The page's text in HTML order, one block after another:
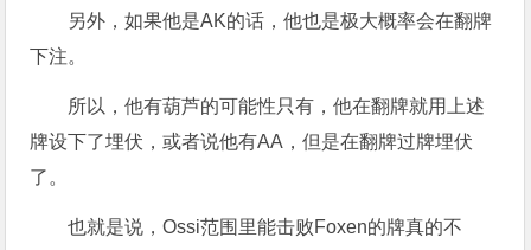
另外，如果他是AK的话，他也是极大概率会在翻牌
下注。
所以，他有葫芦的可能性只有，他在翻牌就用上述
牌设下了埋伏，或者说他有AA，但是在翻牌过牌埋伏
了。
也就是说，Ossi范围里能击败Foxen的牌真的不